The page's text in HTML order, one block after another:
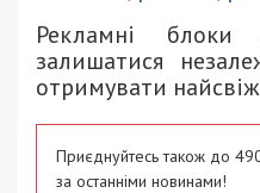
Рекламні
залишатися
отримувати
Приєднуйтесь також до
за останніми новинами!